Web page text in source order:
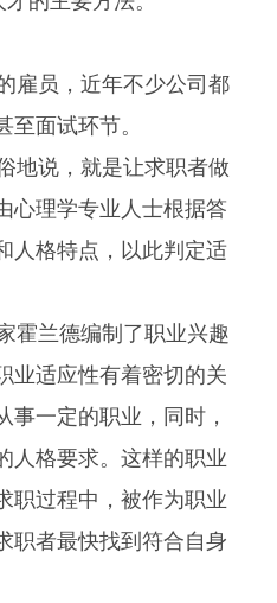
员，近年不少公司都
面试环节。
说，就是让求职者做
心理学专业人士根据答
人格特点，以此判定适
兰德编制了职业兴趣
业适应性有着密切的关
事一定的职业，同时，
人格要求。这样的职业
职过程中，被作为职业
职者最快找到符合自身